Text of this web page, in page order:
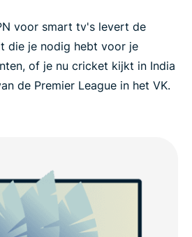
voor smart tv's levert de
die je nodig hebt voor je
of je nu cricket kijkt in India
de Premier League in het VK.